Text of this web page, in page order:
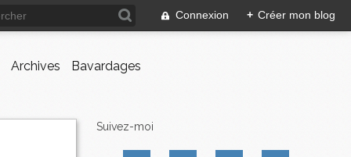
Connexion + Créer mon blog
Archives Bavardages
Suivez-moi